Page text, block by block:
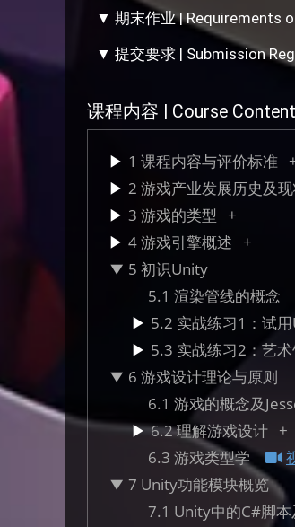
▼ 期末作业 | Requirements
▼ 提交要求 | Submission
课程内容 | Course Content ​
1 课程内容与评价标准
2 游戏产业发展历史及
3 游戏的类型
4 游戏引擎概述
5 初识Unity
5.1 渲染管线的概
5.2 实战练习1：试
5.3 实战练习2：艺
6 游戏设计理论与原则
6.1 游戏的概念及
6.2 理解游戏设计
6.3 游戏类型学
7 Unity功能模块概览
7.1 Unity中的C#脚